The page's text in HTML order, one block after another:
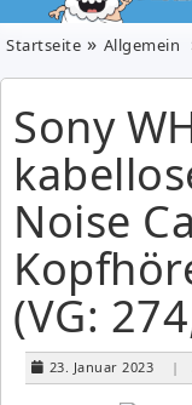
Startseite Allgemein
Sony
Noise
(VG:
23. Januar 2023 |